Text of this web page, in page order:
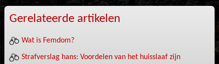
Gerelateerde artikelen
Wat is Femdom?
Strafverslag hans: Voordelen van het huisslaaf zijn